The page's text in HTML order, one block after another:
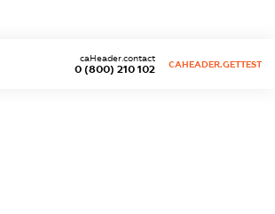
0 (800) 210 102
caHeader.contact
CAHEADER.GETTEST